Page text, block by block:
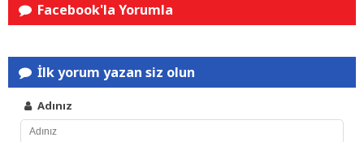
Facebook'la Yorumla
İlk yorum yazan siz olun
Adınız